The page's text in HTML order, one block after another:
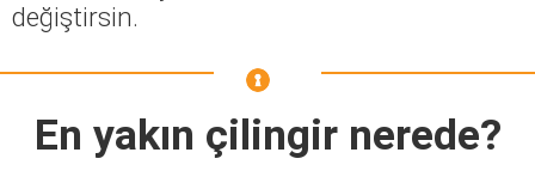
değiştirsin.
En yakın çilingir nerede?